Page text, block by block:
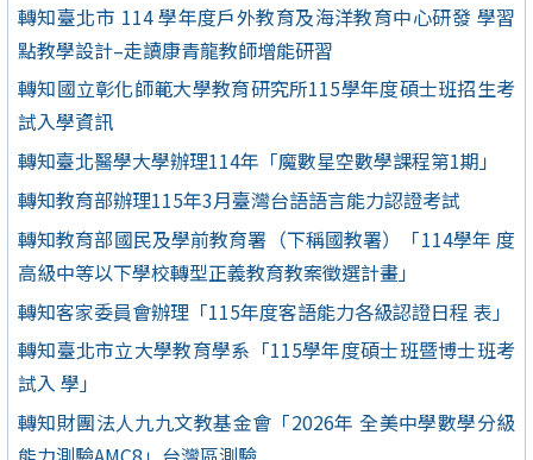
轉知臺北市 114 學年度戶外教育及海洋教育中心研發 學習
點教學設計–走讀康青龍教師增能研習
轉知國立彰化師範大學教育研究所115學年度碩士班招生考
試入學資訊
轉知臺北醫學大學辦理114年「魔數星空數學課程第1期」
轉知教育部辦理115年3月臺灣台語語言能力認證考試
轉知教育部國民及學前教育署（下稱國教署）「114學年 度
高級中等以下學校轉型正義教育教案徵選計畫」
轉知客家委員會辦理「115年度客語能力各級認證日程 表」
轉知臺北市立大學教育學系「115學年度碩士班暨博士班考
試入 學」
轉知財團法人九九文教基金會「2026年 全美中學數學分級